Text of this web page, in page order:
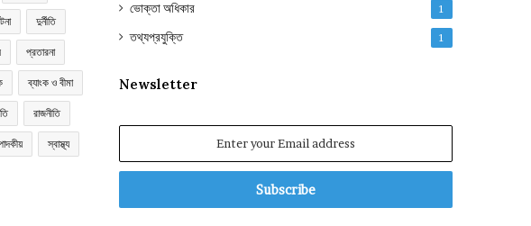
দুর্নীতি
প্রতারনা
ব্যাংক ও বীমা
রাজনীতি
স্বাস্থ্য
ভোক্তা অধিকার 1
তথ্যপ্রযুক্তি 1
Newsletter
Email